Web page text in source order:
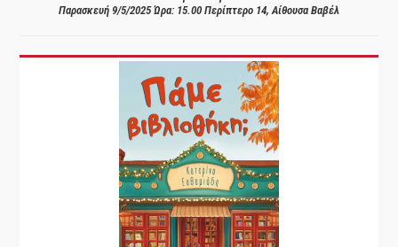
Παρασκευή 9/5/2025 Ώρα: 15.00 Περίπτερο 14, Αίθουσα Βαβέλ